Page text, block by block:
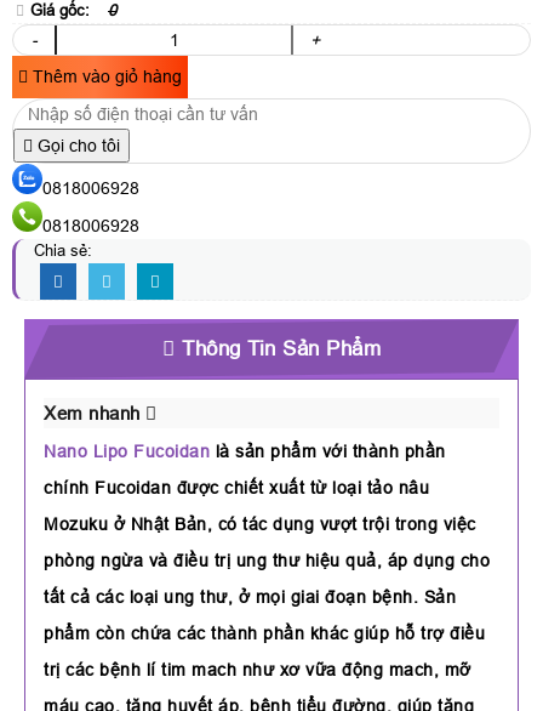
Giá gốc:
0
-
+
Thêm vào giỏ hàng
Gọi cho tôi
0818006928
0818006928
Chia sẻ:
Thông Tin Sản Phẩm
Xem nhanh
Nano Lipo Fucoidan là sản phẩm với thành phần
chính Fucoidan được chiết xuất từ loại tảo nâu
Mozuku ở Nhật Bản, có tác dụng vượt trội trong việc
phòng ngừa và điều trị ung thư hiệu quả, áp dụng cho
tất cả các loại ung thư, ở mọi giai đoạn bệnh. Sản
phẩm còn chứa các thành phần khác giúp hỗ trợ điều
trị các bệnh lí tim mach như xơ vữa động mach, mỡ
máu cao, tăng huyết áp, bệnh tiểu đường, giúp tăng